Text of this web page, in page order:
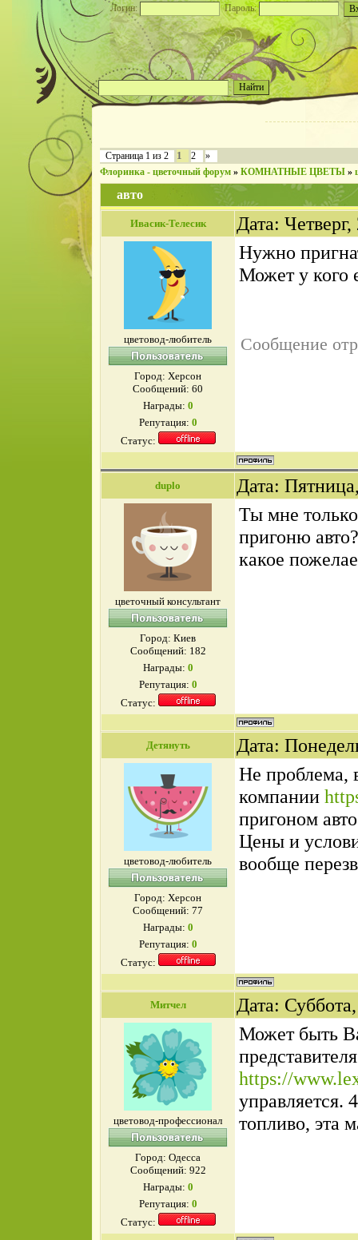
Логин: Пароль:
Страница 1 из 2 1 2
»
Флоринка - цветочный форум » КОМНАТНЫЕ ЦВЕТЫ »
авто
Ивасик-Телесик Дата:
цветовод-любитель
Город: Херсон
Сообщений: 60
Награды: 0
Репутация: 0
Статус:
Нужно
Может у кого
Сообщение
duplo Дата:
цветочный консультант
Город: Киев
Сообщений: 182
Награды: 0
Репутация: 0
Статус:
Ты мне
пригоню
какое
Детянуть Дата:
цветовод-любитель
Город: Херсон
Сообщений: 77
Награды: 0
Репутация: 0
Статус:
Не проблема,
компании
пригоном
Цены и
вообще
Митчел Дата:
цветовод-профессионал
Город: Одесса
Сообщений: 922
Награды: 0
Репутация: 0
Статус:
Может быть
https://
топливо, эта